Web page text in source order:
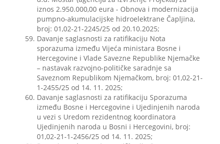
iznos 2.950.000,00 eura - Obnova i modernizacija
pumpno-akumulacijske hidroelektrane Čapljina,
broj: 01,02-21-2245/25 od 20.10.2025;
Davanje saglasnosti za ratifikaciju Nota
sporazuma između Vijeća ministara Bosne i
Hercegovine i Vlade Savezne Republike Njemačke
– nastavak razvojno-političke saradnje sa
Saveznom Republikom Njemačkom, broj: 01,02-21-
1-2455/25 od 14. 11. 2025;
Davanje saglasnosti za ratifikaciju Sporazuma
između Bosne i Hercegovine i Ujedinjenih naroda
u vezi s Uredom rezidentnog koordinatora
Ujedinjenih naroda u Bosni i Hercegovini, broj:
01,02-21-1-2456/25 od 14. 11. 2025;